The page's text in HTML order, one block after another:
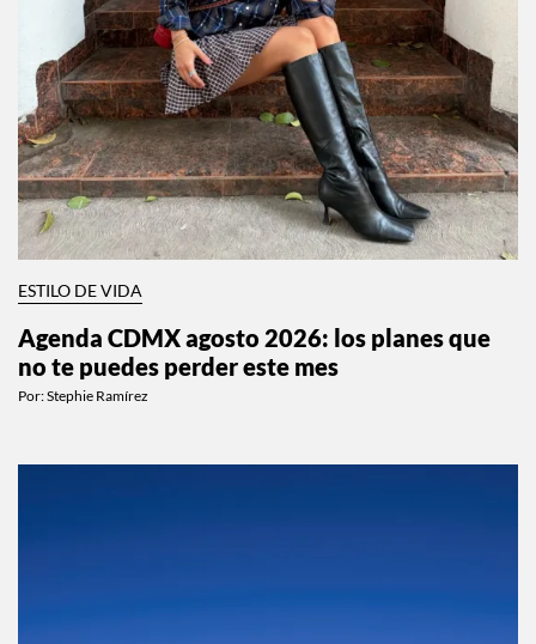
ESTILO DE VIDA
Agenda CDMX agosto 2026: los planes que
no te puedes perder este mes
Por:Stephie Ramírez